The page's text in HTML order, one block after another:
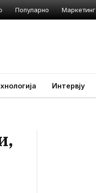
Популарно Маркетинг
Интервју